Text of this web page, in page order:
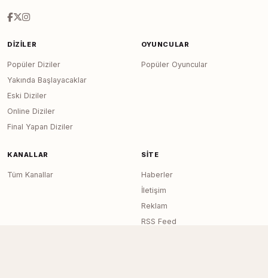
DIZILER
Popüler Diziler
Yakında Başlayacaklar
Eski Diziler
Online Diziler
Final Yapan Diziler
OYUNCULAR
Popüler Oyuncular
KANALLAR
Tüm Kanallar
SITE
Haberler
İletişim
Reklam
RSS Feed